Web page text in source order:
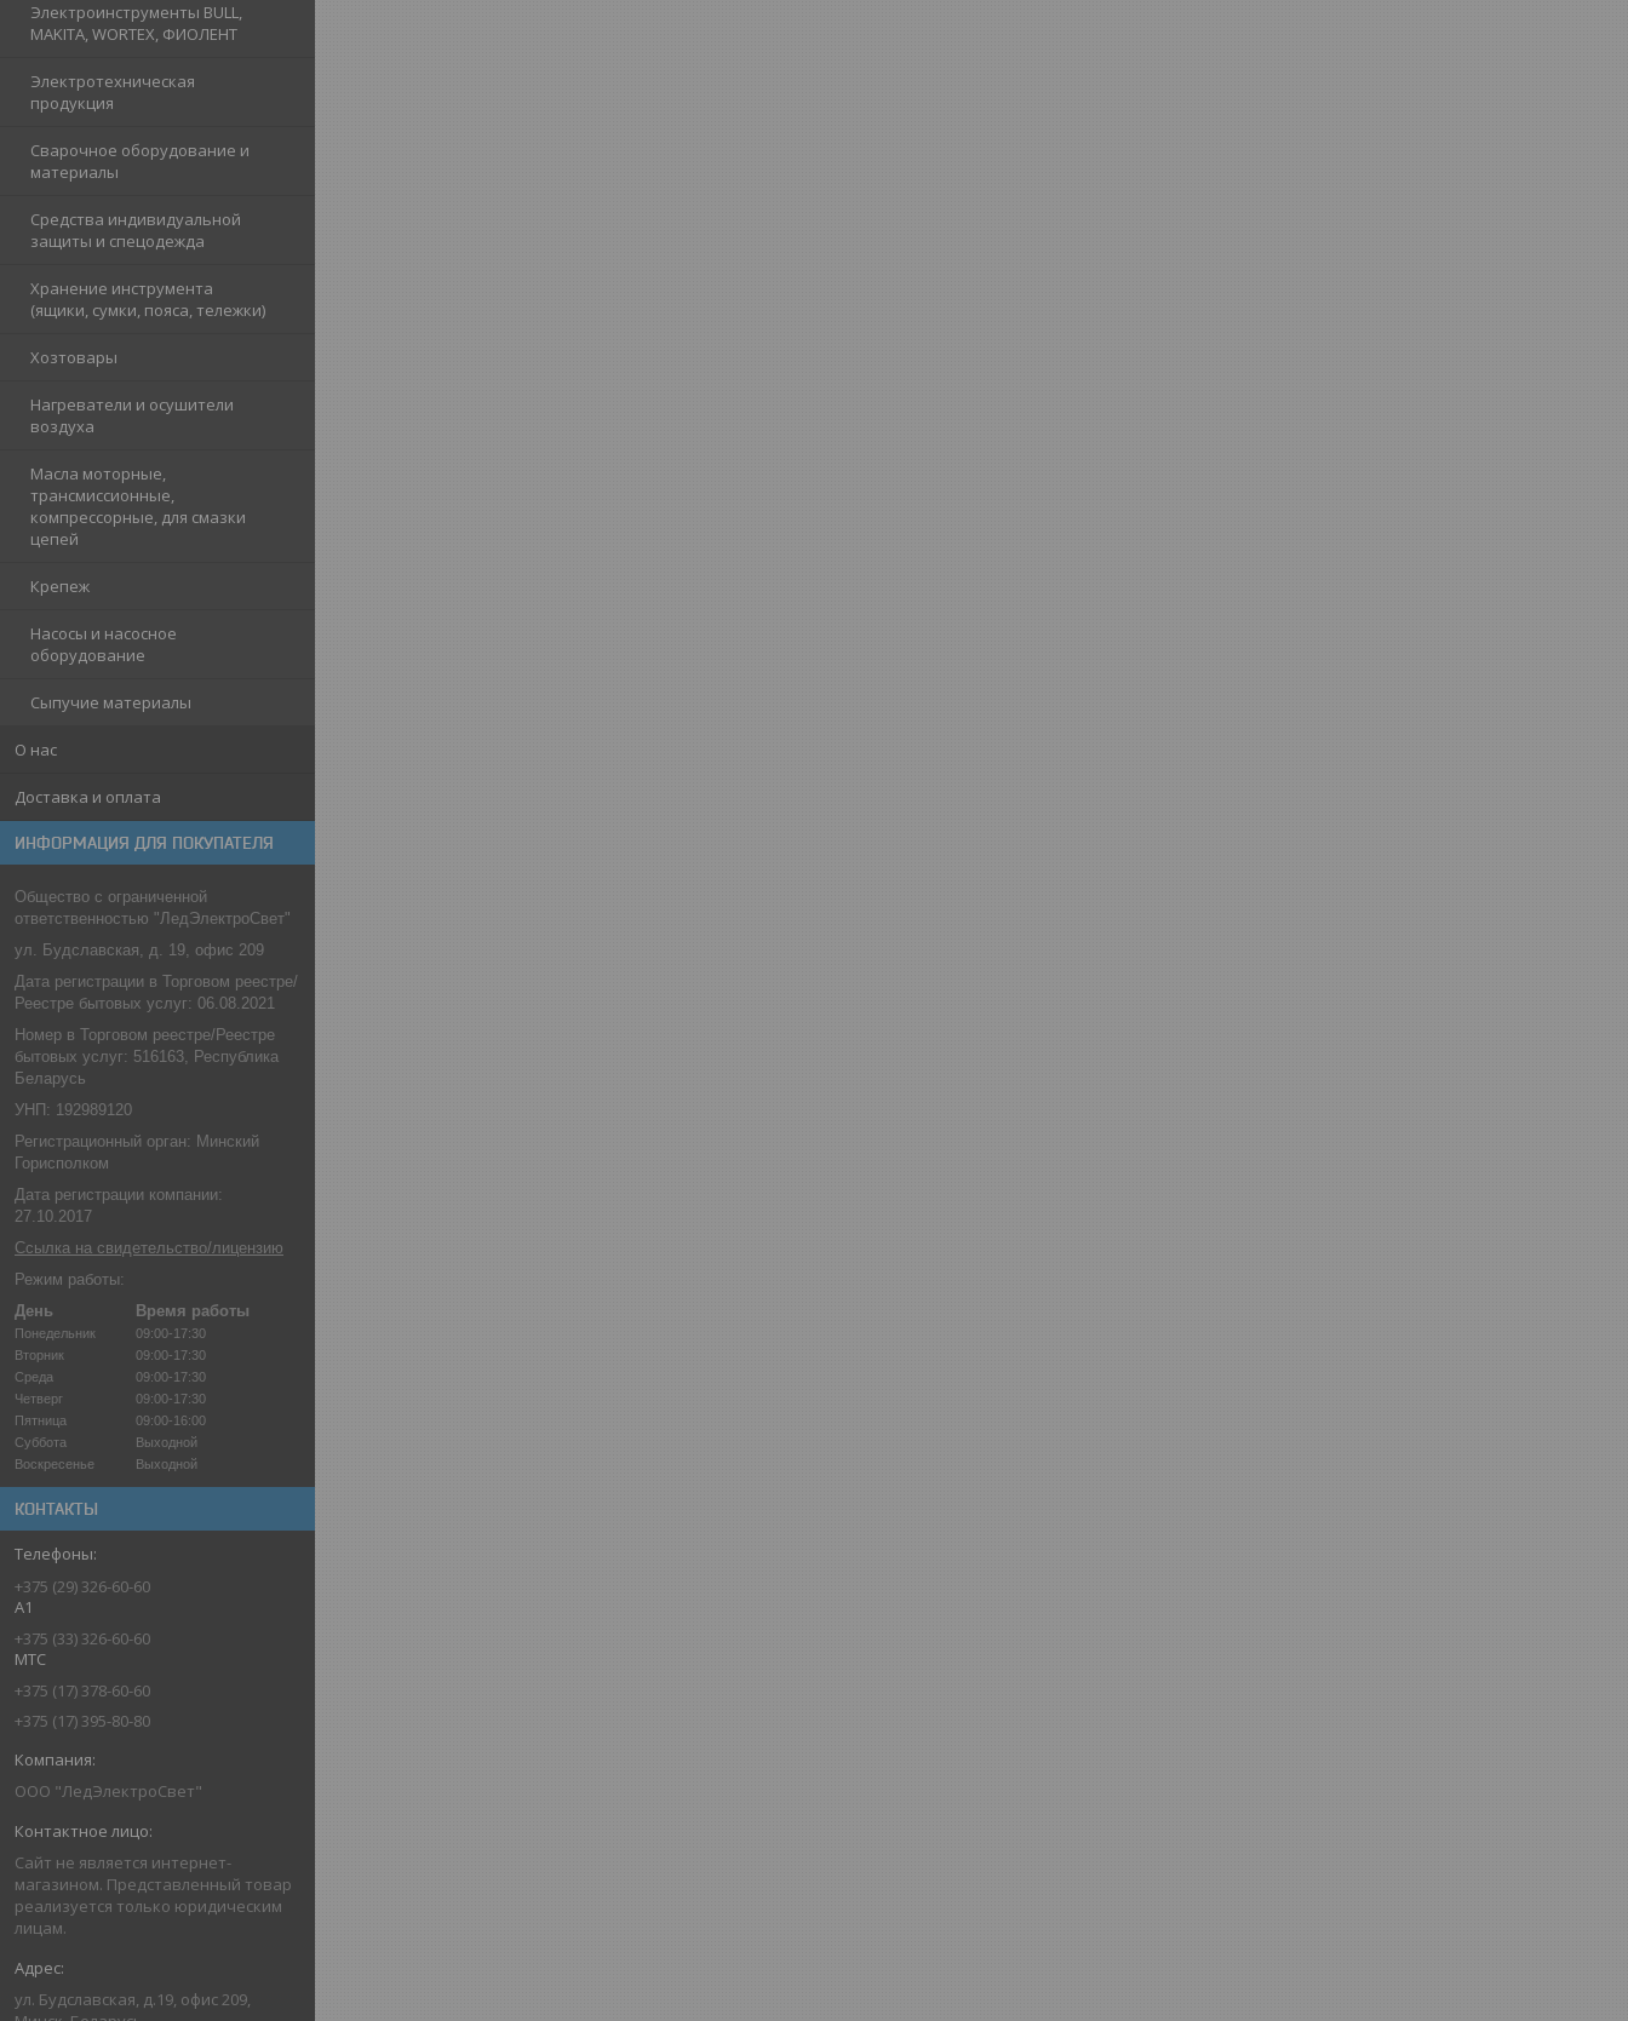
Электроинструменты BULL,
MAKITA, WORTEX, ФИОЛЕНТ
Электротехническая
продукция
Сварочное оборудование и
материалы
Средства индивидуальной
защиты и спецодежда
Хранение инструмента
(ящики, сумки, пояса, тележки)
Хозтовары
Нагреватели и осушители
воздуха
Масла моторные,
трансмиссионные,
компрессорные, для смазки
цепей
Крепеж
Насосы и насосное
оборудование
Сыпучие материалы
О нас
Доставка и оплата
ИНФОРМАЦИЯ ДЛЯ ПОКУПАТЕЛЯ
Общество с ограниченной
ответственностью "ЛедЭлектроСвет"
ул. Будславская, д. 19, офис 209
Дата регистрации в Торговом реестре/
Реестре бытовых услуг: 06.08.2021
Номер в Торговом реестре/Реестре
бытовых услуг: 516163, Республика
Беларусь
УНП: 192989120
Регистрационный орган: Минский
Горисполком
Дата регистрации компании:
27.10.2017
Ссылка на свидетельство/лицензию
Режим работы:
День
Время работы
Понедельник
09:00-17:30
Вторник
09:00-17:30
Среда
09:00-17:30
Четверг
09:00-17:30
Пятница
09:00-16:00
Суббота
Выходной
Воскресенье
Выходной
КОНТАКТЫ
+375 (29) 326-60-60
A1
+375 (33) 326-60-60
MTC
+375 (17) 378-60-60
+375 (17) 395-80-80
ООО "ЛедЭлектроСвет"
Сайт не является интернет-
магазином. Представленный товар
реализуется только юридическим
лицам.
ул. Будславская, д.19, офис 209,